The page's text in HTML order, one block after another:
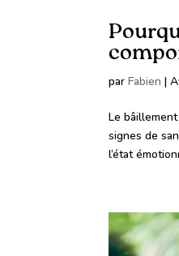
parFabien |
Le
signes de
l’état